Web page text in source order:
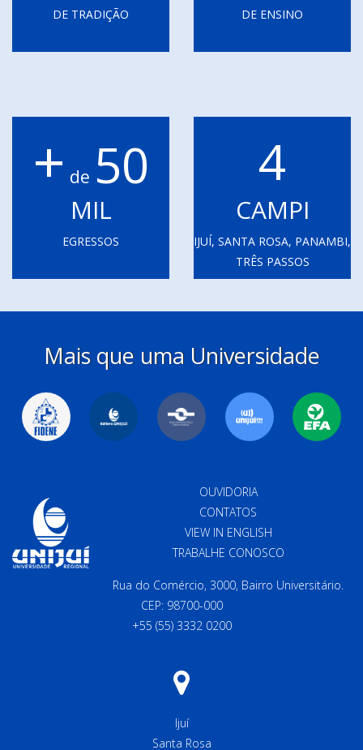
DE TRADIÇÃO DE ENSINO
+ de 50
MIL
EGRESSOS
4
CAMPI
IJUÍ, SANTA ROSA, PANAMBI,
TRÊS PASSOS
Mais que uma Universidade
OUVIDORIA
CONTATOS
VIEW IN ENGLISH
TRABALHE CONOSCO
Rua do Comércio, 3000, Bairro Universitário.
CEP: 98700-000
+55 (55) 3332 0200
Ijuí
Santa Rosa